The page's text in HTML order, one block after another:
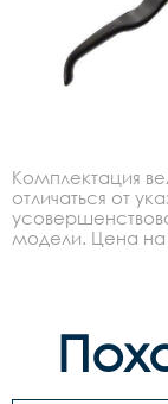
Комплектация
отличаться от
модели. Цена на